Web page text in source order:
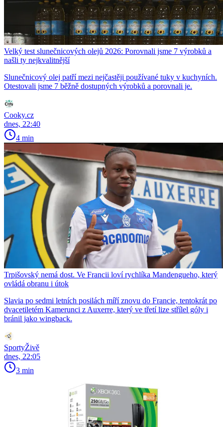
Velký test slunečnicových olejů 2026: Porovnali jsme 7 výrobků a
našli ty nejkvalitnější
Slunečnicový olej patří mezi nejčastěji používané tuky v kuchyních.
Otestovali jsme 7 běžně dostupných výrobků a porovnali je.
Cooky.cz
dnes, 22:40
4 min
Trpišovský nemá dost. Ve Francii loví rychlíka Mandengueho, který
ovládá obranu i útok
Slavia po sedmi letních posilách míří znovu do Francie, tentokrát po
dvacetiletém Kamerunci z Auxerre, který ve třetí lize střílel góly i
bránil jako wingback.
SportyŽivě
dnes, 22:05
3 min